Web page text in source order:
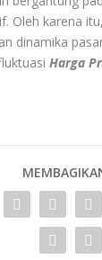
Oleh karena
dinamika
Harga